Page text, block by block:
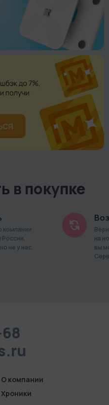
печи
без продуктов
прихваток и обеими
чтобы не
в покупке
компании
России.
не у нас.
на
вы
О компании
Хроники